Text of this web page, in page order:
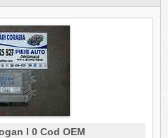
I 0 Cod OEM